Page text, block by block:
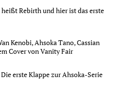
Rebirth und hier ist das erste
Kenobi, Ahsoka Tano, Cassian
Cover von Vanity Fair
erste Klappe zur Ahsoka-Serie